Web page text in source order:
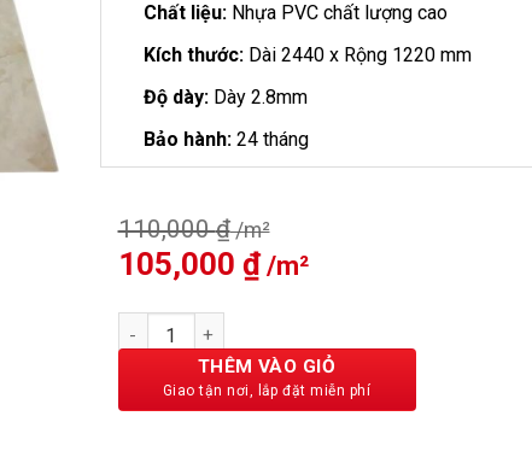
Chất liệu:Nhựa PVC chất lượng cao
Kích thước:Dài 2440 x Rộng 1220 mm
Độ dày:Dày 2.8mm
Bảo hành:24 tháng
110,000₫
Giá
gốc
là:
110,000 ₫.
105,000 ₫
Giá
105,000 ₫.
Tấm ốp PVC Vân Đá VD312 số lượng
THÊM VÀO GIỎ